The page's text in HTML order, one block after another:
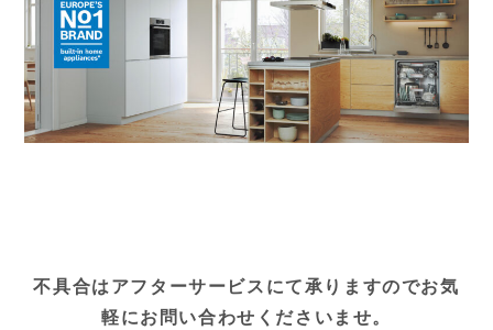
不具合はアフターサービスにて承りますのでお気
軽にお問い合わせくださいませ。